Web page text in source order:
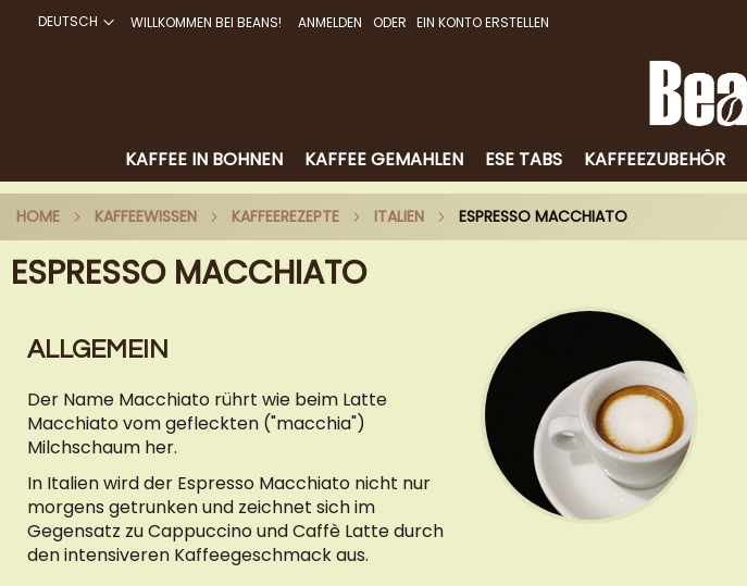
DIREKT
DEUTSCH WILLKOMMEN BEI BEANS! ANMELDEN EIN KONTO ERSTELLEN
KAFFEE IN BOHNEN KAFFEE GEMAHLEN ESE TABS KAFFEEZUBEHÖR
HOME KAFFEEWISSEN KAFFEEREZEPTE ITALIEN ESPRESSO MACCHIATO
ESPRESSO MACCHIATO
ALLGEMEIN
Der Name Macchiato rührt wie beim Latte
Macchiato vom gefleckten ("macchia")
Milchschaum her.
In Italien wird der Espresso Macchiato nicht nur
morgens getrunken und zeichnet sich im
Gegensatz zu Cappuccino und Caffè Latte durch
den intensiveren Kaffeegeschmack aus.